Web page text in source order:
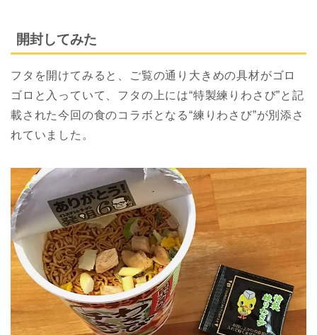
開封してみた
フタを開けてみると、ご覧の通り大きめの具材がゴロ
ゴロと入っていて、フタの上には“特製練りわさび”と記
載された今回の食のコラボとなる“練りわさび”が別添さ
れていました。